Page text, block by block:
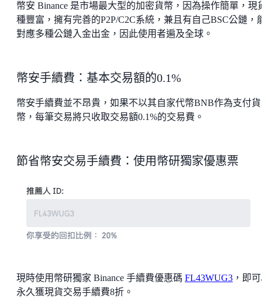
幣安 Binance 是市場最大型的加密貨幣，因為操作簡單，現
種豐富，擁有完善的P2P/C2C系統，兼且有自己BSC公鏈，
對應多種公鏈入金出金，因此使用者遍及全球。
幣安手續費：基本交易額的0.1%
幣安手續費並不昂貴，如果不以其自家代幣BNB作為支付貨
幣，每筆交易將只收取交易額0.1%的交易費。
節省幣安交易手續費：使用幣研獨家優惠票
現時使用幣研獨家 Binance 手續費優惠碼 FL43WUG3 ，即
永久獲現貨交易手續費8折。